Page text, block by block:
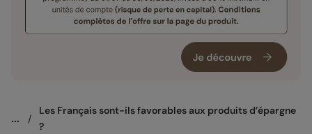
... /
Les Français sont-ils favorables aux produits d’épargne
?